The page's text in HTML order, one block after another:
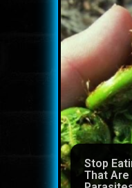
Stop
That Are